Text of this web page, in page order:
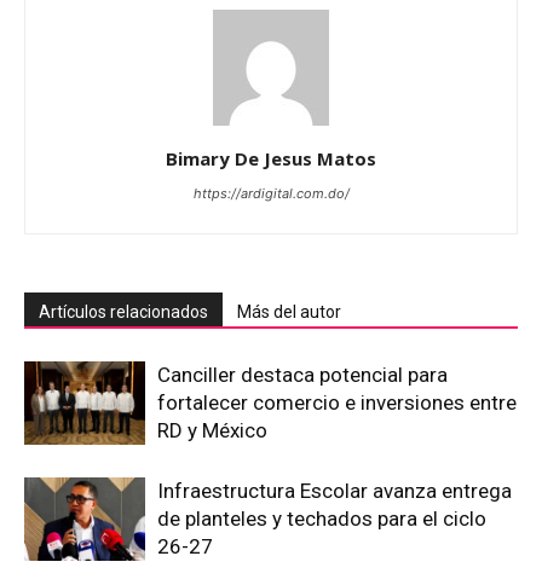
Bimary De Jesus Matos
https://ardigital.com.do/
Artículos relacionados Más del autor
Canciller destaca potencial para
fortalecer comercio e inversiones entre
RD y México
Infraestructura Escolar avanza entrega
de planteles y techados para el ciclo
26-27